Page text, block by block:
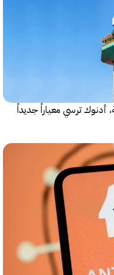
ترسي معياراً جديداً